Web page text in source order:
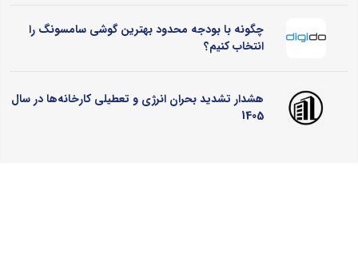
چگونه با بودجه محدود بهترین گوشی سامسونگ را
انتخاب کنیم؟
هشدار تشدید بحران انرژی و تعطیلی کارخانه‌ها در سال
1405